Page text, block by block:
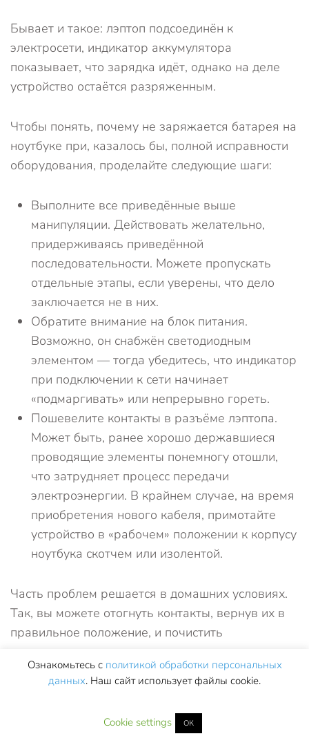
Бывает и такое: лэптоп подсоединён к
электросети, индикатор аккумулятора
показывает, что зарядка идёт, однако на деле
устройство остаётся разряженным.
Чтобы понять, почему не заряжается батарея на
ноутбуке при, казалось бы, полной исправности
оборудования, проделайте следующие шаги:
Выполните все приведённые выше
манипуляции. Действовать желательно,
придерживаясь приведённой
последовательности. Можете пропускать
отдельные этапы, если уверены, что дело
заключается не в них.
Обратите внимание на блок питания.
Возможно, он снабжён светодиодным
элементом — тогда убедитесь, что индикатор
при подключении к сети начинает
«подмаргивать» или непрерывно гореть.
Пошевелите контакты в разъёме лэптопа.
Может быть, ранее хорошо державшиеся
проводящие элементы понемногу отошли,
что затрудняет процесс передачи
электроэнергии. В крайнем случае, на время
приобретения нового кабеля, примотайте
устройство в «рабочем» положении к корпусу
ноутбука скотчем или изолентой.
Часть проблем решается в домашних условиях.
Так, вы можете отогнуть контакты, вернув их в
правильное положение, и почистить
смоченной спиртом ватки. На время работы
кабель, конечно, должен быть отключён от сети.
Если повреждён контроллер зарядника, лучше
Ознакомьтесь с политикой обработки персональных
данных. Наш сайт использует файлы cookie.
Cookie settings ОК